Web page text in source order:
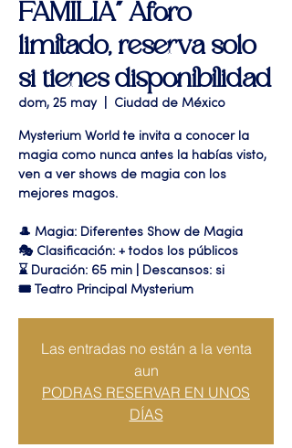
FAMILIA" Aforo
limitado, reserva solo
si tienes disponibilidad
dom, 25 may
  |
Ciudad de México
Mysterium World te invita a conocer la
magia como nunca antes la habías visto,
ven a ver shows de magia con los
mejores magos.
🎩 Magia: Diferentes Show de Magia
🎭 Clasificación: + todos los públicos
⌛ Duración: 65 min | Descansos: si
🎟 Teatro Principal Mysterium
Las entradas no están a la venta
aun
PODRAS RESERVAR EN UNOS
DÍAS